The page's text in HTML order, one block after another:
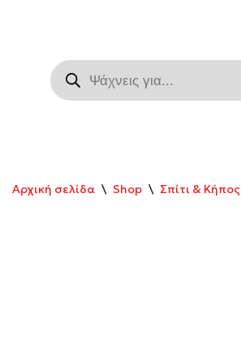
Αρχική σελίδα \ Shop \ Σπίτι & Κήπος